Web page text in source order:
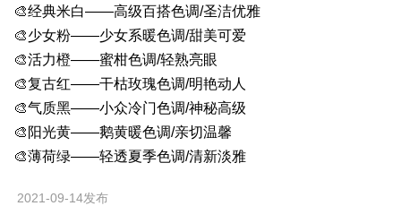
🎨经典米白——高级百搭色调/圣洁优雅
🎨少女粉——少女系暖色调/甜美可爱
🎨活力橙——蜜柑色调/轻熟亮眼
🎨复古红——干枯玫瑰色调/明艳动人
🎨气质黑——小众冷门色调/神秘高级
🎨阳光黄——鹅黄暖色调/亲切温馨
🎨薄荷绿——轻透夏季色调/清新淡雅
2021-09-14发布